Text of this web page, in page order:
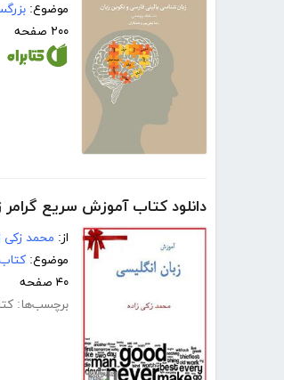
موضوع:
۲۰۰ صفحه
دانلود کتاب آموزش سریع گرامر
از: محمد زکی
موضوع:
۴۰ صفحه
برچسب‌ها: